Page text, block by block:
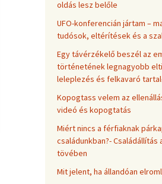
oldás lesz belőle
UFO-konferencián jártam –
tudósok, eltérítések és a
Egy távérzékelő beszél az
történetének legnagyobb
leleplezés és felkavaró
Kopogtass velem az
videó és kopogtatás
Miért nincs a férfiaknak
családunkban?- Családállítás
tövében
Mit jelent, ha állandóan